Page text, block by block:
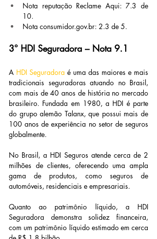
Nota reputação Reclame Aqui: 7.3 de
10.
Nota consumidor.gov.br: 2.3 de 5.
3° HDI Seguradora – Nota 9.1
A HDI Seguradora é uma das maiores e mais
tradicionais seguradoras atuando no Brasil,
com mais de 40 anos de história no mercado
brasileiro. Fundada em 1980, a HDI é parte
do grupo alemão Talanx, que possui mais de
100 anos de experiência no setor de seguros
globalmente.
No Brasil, a HDI Seguros atende cerca de 2
milhões de clientes, oferecendo uma ampla
gama de produtos, como seguros de
automóveis, residenciais e empresariais.
Quanto ao patrimônio líquido, a HDI
Seguradora demonstra solidez financeira,
com um patrimônio líquido estimado em cerca